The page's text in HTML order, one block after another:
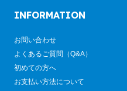
INFORMATION
お問い合わせ
よくあるご質問（Q&A）
初めての方へ
お支払い方法について